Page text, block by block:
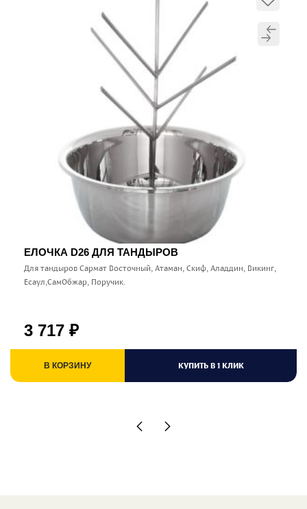
ЕЛОЧКА D26 ДЛЯ ТАНДЫРОВ
Для тандыров Сармат Восточный, Атаман, Скиф, Аладдин, Викинг,
Есаул,СамОбжар, Поручик.
3 717 ₽
В КОРЗИНУ КУПИТЬ В 1 КЛИК